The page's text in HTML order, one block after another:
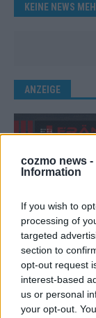
cozmo news -
Information
If you wish to
processing of
targeted
section to
opt-out request
interest-based
us or personal
your opt-out.
KEINE NEWS
ANZEIGE